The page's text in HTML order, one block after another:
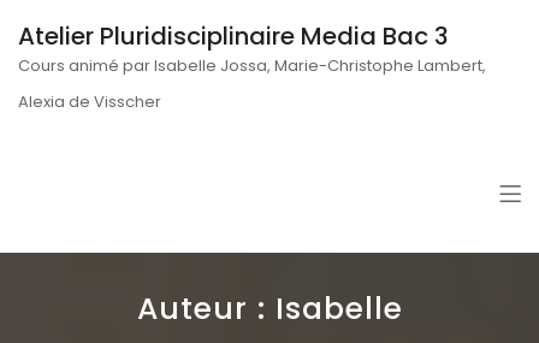
Atelier Pluridisciplinaire Media Bac 3
Cours animé par Isabelle Jossa, Marie-Christophe Lambert,
Alexia de Visscher
Auteur : Isabelle